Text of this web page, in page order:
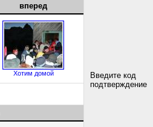
вперед
Хотим домой
Введите код
подтверждение